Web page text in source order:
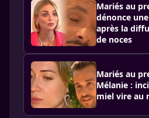
Mariés au
dénonce
après la
de noces
Mariés au
Mélanie :
miel vire au